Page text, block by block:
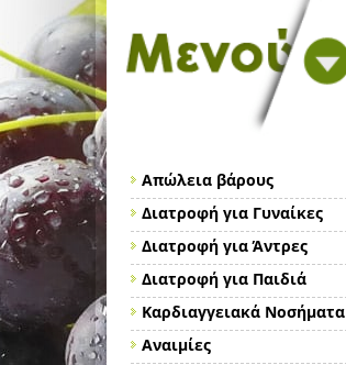
Απώλεια βάρους
Διατροφή για Γυναίκες
Διατροφή για Άντρες
Διατροφή για Παιδιά
Καρδιαγγειακά Νοσήματα
Αναιμίες